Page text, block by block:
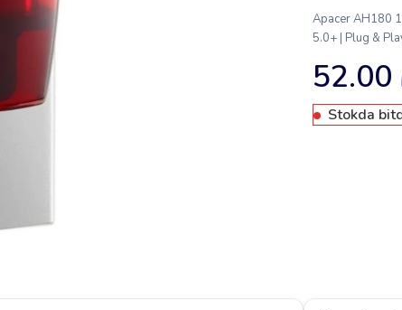
Apacer AH180
5.0+ | Plug &
52.00
Stokda